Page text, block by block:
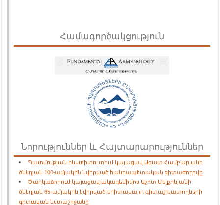
Համագործակցություն
Նորություններ և Հայտարարություններ
Պատմության ինստիտուտում կայացավ Ազատ Համբարյանի
ծննդյան 100-ամյակին նվիրված հանրապետական գիտաժողովը
Ծաղկաձորում կայացավ ակադեմիկոս Աշոտ Մելքոնյանի
ծննդյան 65-ամյակին նվիրված երիտասարդ գիտաշխատողների
գիտական նստաշրջանը